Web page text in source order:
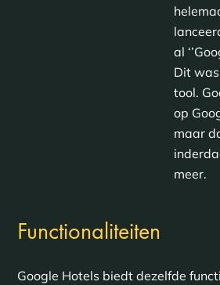
al
Dit
tool.
op
maar
meer.
Functionaliteiten
Google Hotels biedt dezelfde